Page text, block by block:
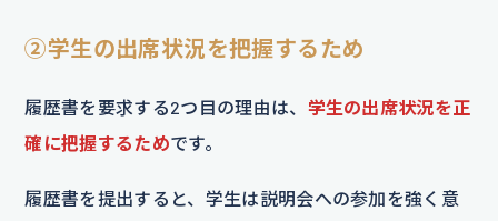
②学生の出席状況を把握するため
履歴書を要求する2つ目の理由は、 学生の出席状況を正
確に把握するためです。
履歴書を提出すると、学生は説明会への参加を強く意